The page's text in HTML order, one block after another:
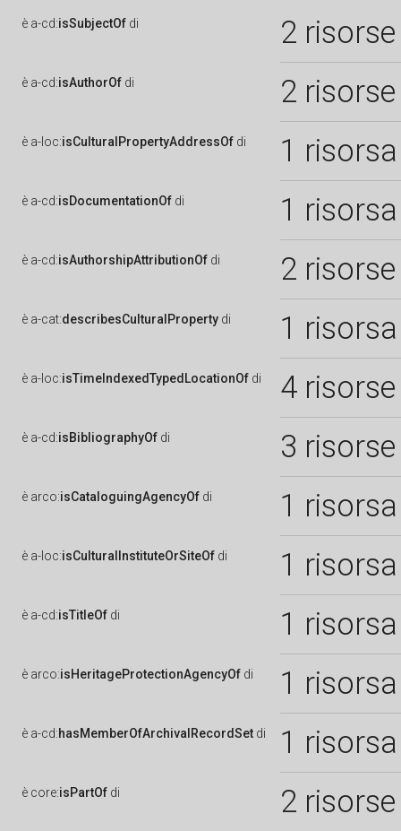
è a-cd:isSubjectOf di 2 risorse
è a-cd:isAuthorOf di 2 risorse
è a-loc:isCulturalPropertyAddressOf di 1 risorsa
è a-cd:isDocumentationOf di 1 risorsa
è a-cd:isAuthorshipAttributionOf di 2 risorse
è a-cat:describesCulturalProperty di 1 risorsa
è a-loc:isTimeIndexedTypedLocationOf di 4 risorse
è a-cd:isBibliographyOf di 3 risorse
è arco:isCataloguingAgencyOf di 1 risorsa
è a-loc:isCulturalInstituteOrSiteOf di 1 risorsa
è a-cd:isTitleOf di 1 risorsa
è arco:isHeritageProtectionAgencyOf di 1 risorsa
è a-cd:hasMemberOfArchivalRecordSet di 1 risorsa
è core:isPartOf di 2 risorse